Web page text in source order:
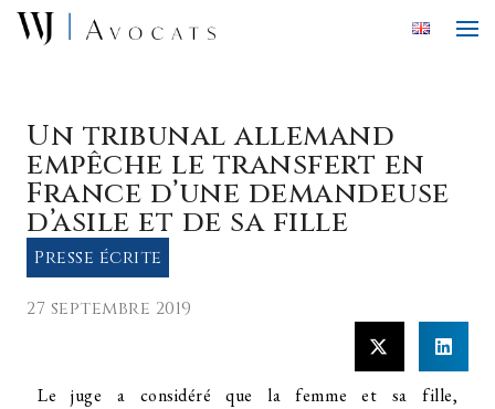
Skip to main content
Un tribunal allemand
empêche le transfert en
France d’une demandeuse
d’asile et de sa fille
Presse écrite
27 septembre 2019
Le juge a considéré que la femme et sa fille,